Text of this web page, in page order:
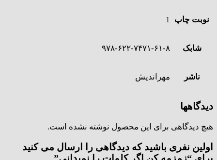
نوبت چاپ 1
شابک ۹۷۸-۶۲۲-۷۴۷۱-۶۱-۸
ناشر مهراندیش
دیدگاهها
هیچ دیدگاهی برای این محصول نوشته نشده است.
اولین نفری باشید که دیدگاهی را ارسال می کنید